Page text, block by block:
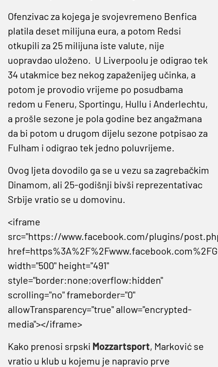
Ofenzivac za kojega je svojevremeno Benfica
platila deset milijuna eura, a potom Redsi
otkupili za 25 milijuna iste valute, nije
uopravdao uloženo. U Liverpoolu je odigrao tek
34 utakmice bez nekog zapaženijeg učinka, a
potom je provodio vrijeme po posudbama
redom u Feneru, Sportingu, Hullu i Anderlechtu,
a prošle sezone je pola godine bez angažmana
da bi potom u drugom dijelu sezone potpisao za
Fulham i odigrao tek jedno poluvrijeme.
Ovog ljeta dovodilo ga se u vezu sa zagrebačkim
Dinamom, ali 25-godišnji bivši reprezentativac
Srbije vratio se u domovinu.
<iframe
src="https://www.facebook.com/plugins/
width="500" height="491"
style="border:none;overflow:hidden"
scrolling="no" frameborder="0"
allowTransparency="true" allow="encrypted-
media"></iframe>
Kako prenosi srpski Mozzartsport, Marković se
vratio u klub u kojemu je napravio prve